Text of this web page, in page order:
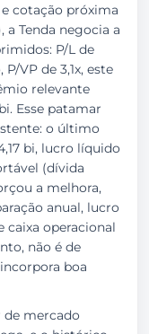
cotação próxima
a Tenda negocia a
P/L de
VP de 3,1x, este
relevante
Esse patamar
o último
bi, lucro líquido
(dívida
a melhora,
anual, lucro
caixa operacional
não é de
boa
de mercado